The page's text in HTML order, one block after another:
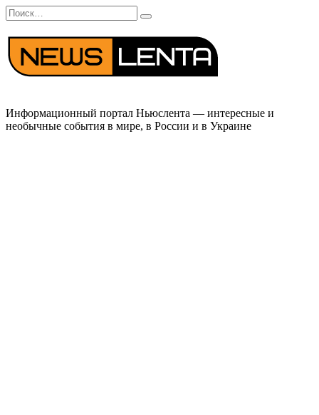
Перейти
к
содержанию
Search
for:
Информационный портал Ньюслента — интересные и
необычные события в мире, в России и в Украине